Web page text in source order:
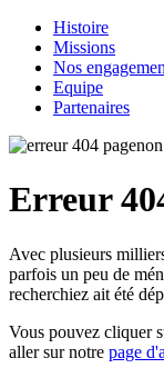
Histoire
Missions
Nos
Equipe
Partenaires
Erreur
Avec plusieurs
parfois un peu de
recherchiez ait été
Vous pouvez cliquer
aller sur notre page